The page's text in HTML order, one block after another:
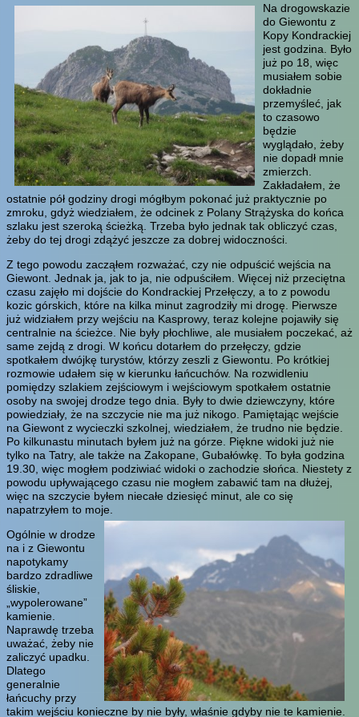
Na drogowskazie
do Giewontu z
Kopy Kondrackiej
jest godzina. Było
już po 18, więc
musiałem sobie
dokładnie
przemyśleć, jak
to czasowo
będzie
wyglądało, żeby
nie dopadł mnie
zmierzch.
Zakładałem, że
ostatnie pół godziny drogi mógłbym pokonać już praktycznie po
zmroku, gdyż wiedziałem, że odcinek z Polany Strążyska do końca
szlaku jest szeroką ścieżką. Trzeba było jednak tak obliczyć czas,
żeby do tej drogi zdążyć jeszcze za dobrej widoczności.
Z tego powodu zacząłem rozważać, czy nie odpuścić wejścia na
Giewont. Jednak ja, jak to ja, nie odpuściłem. Więcej niż przeciętna
czasu zajęło mi dojście do Kondrackiej Przełęczy, a to z powodu
kozic górskich, które na kilka minut zagrodziły mi drogę. Pierwsze
już widziałem przy wejściu na Kasprowy, teraz kolejne pojawiły się
centralnie na ścieżce. Nie były płochliwe, ale musiałem poczekać, aż
same zejdą z drogi. W końcu dotarłem do przełęczy, gdzie
spotkałem dwójkę turystów, którzy zeszli z Giewontu. Po krótkiej
rozmowie udałem się w kierunku łańcuchów. Na rozwidleniu
pomiędzy szlakiem zejściowym i wejściowym spotkałem ostatnie
osoby na swojej drodze tego dnia. Były to dwie dziewczyny, które
powiedziały, że na szczycie nie ma już nikogo. Pamiętając wejście
na Giewont z wycieczki szkolnej, wiedziałem, że trudno nie będzie.
Po kilkunastu minutach byłem już na górze. Piękne widoki już nie
tylko na Tatry, ale także na Zakopane, Gubałówkę. To była godzina
19.30, więc mogłem podziwiać widoki o zachodzie słońca. Niestety z
powodu upływającego czasu nie mogłem zabawić tam na dłużej,
więc na szczycie byłem niecałe dziesięć minut, ale co się
napatrzyłem to moje.
Ogólnie w drodze
na i z Giewontu
napotykamy
bardzo zdradliwe
śliskie,
„wypolerowane”
kamienie.
Naprawdę trzeba
uważać, żeby nie
zaliczyć upadku.
Dlatego
generalnie
łańcuchy przy
takim wejściu konieczne by nie były, właśnie gdyby nie te kamienie.